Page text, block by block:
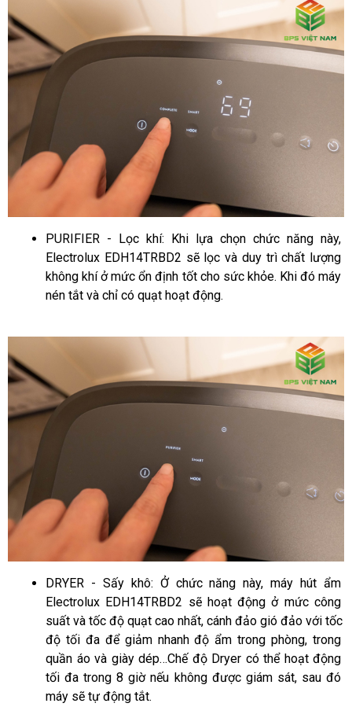
PURIFIER - Lọc khí:
Khi lựa chọn chức năng này,
Electrolux EDH14TRBD2 sẽ lọc và duy trì chất lượng
không khí ở mức ổn định tốt cho sức khỏe. Khi đó máy
nén tắt và chỉ có quạt hoạt động.
DRYER - Sấy khô: Ở chức năng này, máy hút ẩm
Electrolux EDH14TRBD2 sẽ hoạt động ở mức công
suất và tốc độ quạt cao nhất, cánh đảo gió đảo với tốc
độ tối đa để giảm nhanh độ ẩm trong phòng, trong
quần áo và giày dép…Chế độ Dryer có thể hoạt động
tối đa trong 8 giờ nếu không được giám sát, sau đó
máy sẽ tự động tắt.